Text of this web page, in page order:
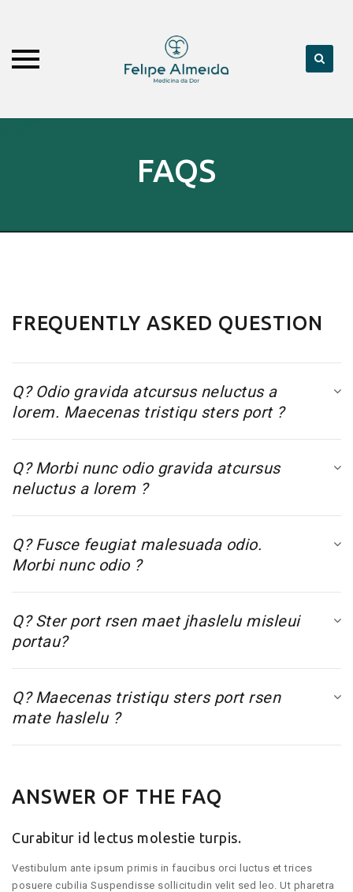
FAQS
FREQUENTLY ASKED QUESTION
Q? Odio gravida atcursus neluctus a
lorem. Maecenas tristiqu sters port ?
Q? Morbi nunc odio gravida atcursus
neluctus a lorem ?
Q? Fusce feugiat malesuada odio.
Morbi nunc odio ?
Q? Ster port rsen maet jhaslelu misleui
portau?
Q? Maecenas tristiqu sters port rsen
mate haslelu ?
ANSWER OF THE FAQ
Curabitur id lectus molestie turpis.
Vestibulum ante ipsum primis in faucibus orci luctus et trices
posuere cubilia Suspendisse sollicitudin velit sed leo. Ut pharetra